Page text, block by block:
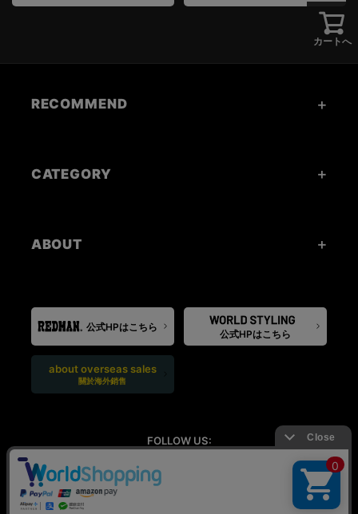
カートへ
RECOMMEND
CATEGORY
ABOUT
公式HPはこちら
公式HPはこちら
about overseas sales
關於海外銷售
FOLLOW US: